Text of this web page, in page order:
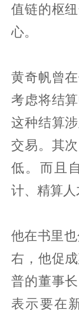
值链的枢
心。
黄奇帆曾
考虑将结
这种结算
交易。其
低。而且
计、精算人
他在书里
右，他促
普的董事
表示要在